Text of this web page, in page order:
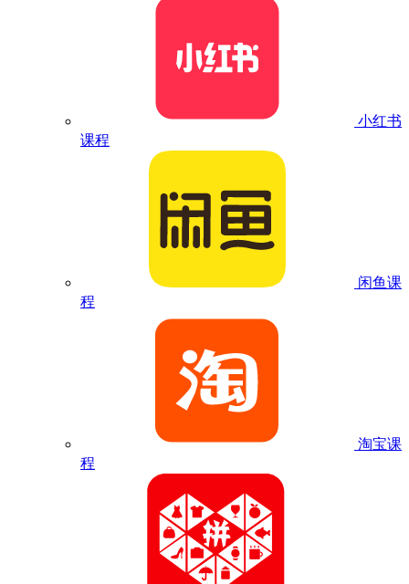
小红书
课程
闲鱼课
程
淘宝课
程